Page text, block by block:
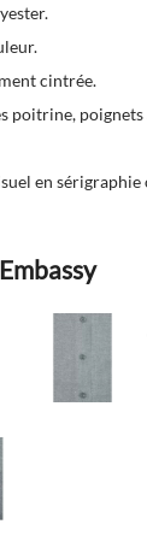
cintrée.
poitrine,
en